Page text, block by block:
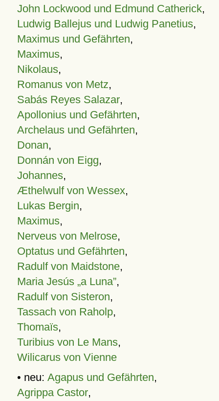
John Lockwood und Edmund Catherick,
Ludwig Ballejus und Ludwig Panetius,
Maximus und Gefährten,
Maximus,
Nikolaus,
Romanus von Metz,
Sabás Reyes Salazar,
Apollonius und Gefährten,
Archelaus und Gefährten,
Donan,
Donnán von Eigg,
Johannes,
Æthelwulf von Wessex,
Lukas Bergin,
Maximus,
Nerveus von Melrose,
Optatus und Gefährten,
Radulf von Maidstone,
Maria Jesús „a Luna”,
Radulf von Sisteron,
Tassach von Raholp,
Thomaïs,
Turibius von Le Mans,
Wilicarus von Vienne
• neu: Agapus und Gefährten,
Agrippa Castor,